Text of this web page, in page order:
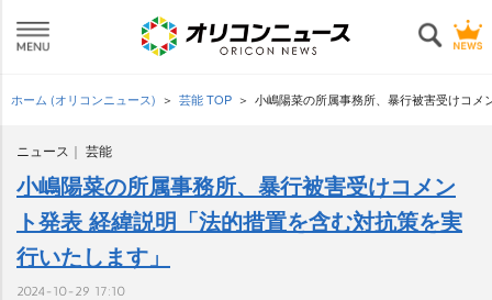
ホーム (オリコンニュース) 芸能 TOP 小嶋陽菜の所属事務所、暴行被害受けコ
ニュース 芸能
小嶋陽菜の所属事務所、暴行被害受けコメン
ト発表 経緯説明「法的措置を含む対抗策を実
行いたします」
2024-10-29 17:10